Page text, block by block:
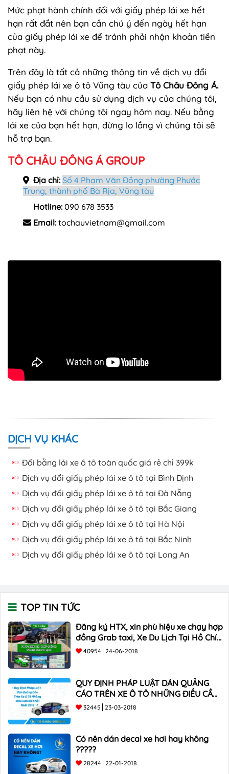
Mức phạt hành chính đối với giấy phép lái xe hết
hạn rất đắt nên bạn cần chú ý đến ngày hết hạn
của giấy phép lái xe để tránh phải nhận khoản tiền
phạt này.
Trên đây là tất cả những thông tin về dịch vụ đổi
giấy phép lái xe ô tô Vũng tàu của Tô Châu Đông Á.
Nếu bạn có nhu cầu sử dụng dịch vụ của chúng tôi,
hãy liên hệ với chúng tôi ngay hôm nay. Nếu bằng
lái xe của bạn hết hạn, đừng lo lắng vì chúng tôi sẽ
hỗ trợ bạn.
TÔ CHÂU ĐÔNG Á GROUP
Địa chỉ:Số 4 Phạm Văn Đồng phường Phước
Trung, thành phố Bà Rịa, Vũng tàu
Hotline:090 678 3533
Email:tochauvietnam@gmail.com
DỊCH VỤ KHÁC
Đổi bằng lái xe ô tô toàn quốc giá rẻ chỉ 399k
Dịch vụ đổi giấy phép lái xe ô tô tại Bình Định
Dịch vụ đổi giấy phép lái xe ô tô tại Đà Nẵng
Dịch vụ đổi giấy phép lái xe ô tô tại Bắc Giang
Dịch vụ đổi giấy phép lái xe ô tô tại Hà Nội
Dịch vụ đổi giấy phép lái xe ô tô tại Bắc Ninh
Dịch vụ đổi giấy phép lái xe ô tô tại Long An
TOP TIN TỨC
Đăng ký HTX, xin phù hiệu xe chạy hợp
đồng Grab taxi, Xe Du Lịch Tại Hồ Chí
Minh Giá Rẻ
40954 24-06-2018
QUY ĐỊNH PHÁP LUẬT DÁN QUẢNG
CÁO TRÊN XE Ô TÔ NHỮNG ĐIỀU CẦN
BIẾT mới nhất 2018 ???
32445 23-03-2018
Có nên dán decal xe hơi hay không
?????
28244 22-01-2018